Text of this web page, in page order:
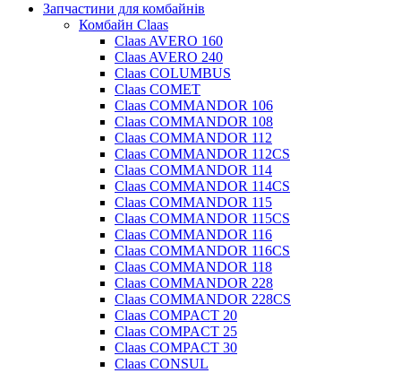
Запчастини для комбайнів
Комбайн Claas
Claas AVERO 160
Claas AVERO 240
Claas COLUMBUS
Claas COMET
Claas COMMANDOR 106
Claas COMMANDOR 108
Claas COMMANDOR 112
Claas COMMANDOR 112CS
Claas COMMANDOR 114
Claas COMMANDOR 114CS
Claas COMMANDOR 115
Claas COMMANDOR 115CS
Claas COMMANDOR 116
Claas COMMANDOR 116CS
Claas COMMANDOR 118
Claas COMMANDOR 228
Claas COMMANDOR 228CS
Claas COMPACT 20
Claas COMPACT 25
Claas COMPACT 30
Claas CONSUL